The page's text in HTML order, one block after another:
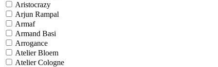
Aristocrazy
Arjun Rampal
Armaf
Armand Basi
Arrogance
Atelier Bloem
Atelier Cologne